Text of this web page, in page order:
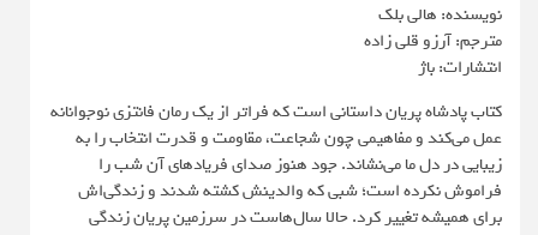
نویسنده: هالی بلک
مترجم: آرزو قلی زاده
انتشارات: باژ
کتاب پادشاه پریان داستانی است که فراتر از یک رمان فانتزی نوجوانانه
عمل می‌کند و مفاهیمی چون شجاعت، مقاومت و قدرت انتخاب را به
زیبایی در دل ما می‌نشاند. جود هنوز صدای فریادهای آن شب را
فراموش نکرده است؛ شبی که والدینش کشته شدند و زندگی‌اش
برای همیشه تغییر کرد. حالا سال‌هاست در سرزمین پریان زندگی